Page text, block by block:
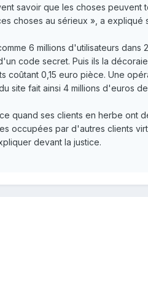
savoir que les choses peuvent
choses au sérieux », a expliqué
6 millions d'utilisateurs dans
code secret. Puis ils la
coûtant 0,15 euro pièce. Une
site fait ainsi 4 millions d'euros
quand ses clients en herbe ont
occupées par d'autres clients
devant la justice.